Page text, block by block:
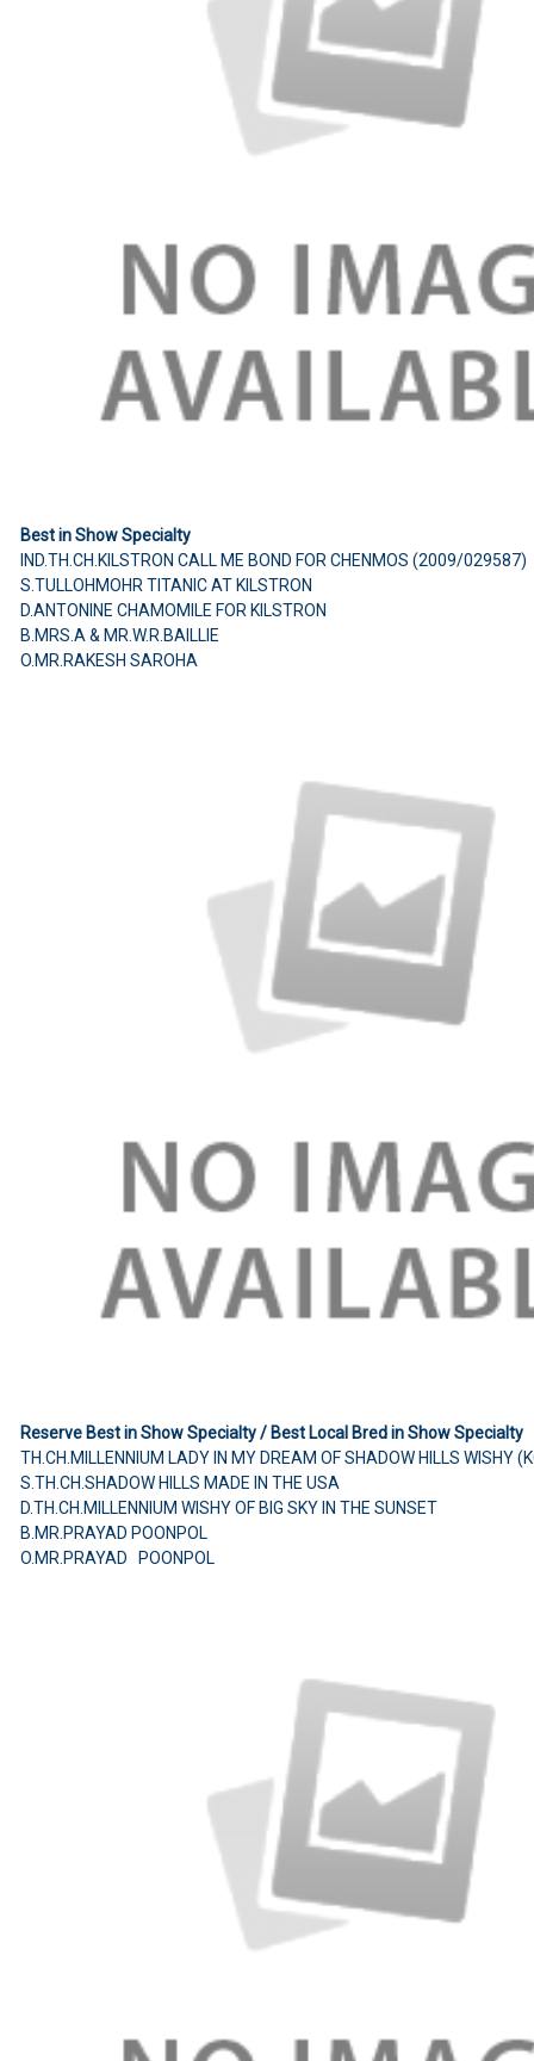
Best in Show Specialty
IND.TH.CH.KILSTRON CALL ME BOND FOR CHENMOS (2009/029587)
S.TULLOHMOHR TITANIC AT KILSTRON
D.ANTONINE CHAMOMILE FOR KILSTRON
B.MRS.A & MR.W.R.BAILLIE
O.MR.RAKESH SAROHA
Reserve Best in Show Specialty / Best Local Bred in Show Specialty
TH.CH.MILLENNIUM LADY IN MY DREAM OF SHADOW HILLS WISHY
S.TH.CH.SHADOW HILLS MADE IN THE USA
D.TH.CH.MILLENNIUM WISHY OF BIG SKY IN THE SUNSET
B.MR.PRAYAD POONPOL
O.MR.PRAYAD POONPOL